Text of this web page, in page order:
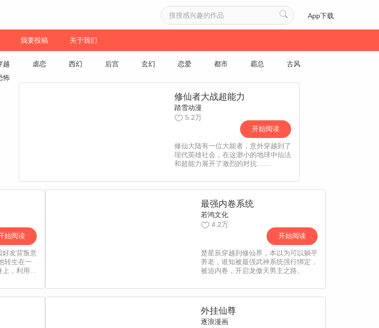
App下载
我要投稿 关于我们
越 虐恋 西幻 后宫 玄幻 恋爱 都市 霸总
古风
怖
修仙者大战超能力
踏雪动漫
5.2万
开始阅读
修仙大陆有一位大能者，意外穿越到了
现代英雄社会，在这渺小的地球中仙法
和超能力展开了激烈的对抗……
始阅读
好友背叛意
转生在一
，利用前
惊大陆的惊
最强内卷系统
若鸿文化
4.2万
开始阅读
楚星辰穿越到修仙界，本以为可以躺平
养老，谁知被最强武神系统强行绑定，
被迫内卷，开启龙傲天男主之路。
外挂仙尊
逐浪漫画